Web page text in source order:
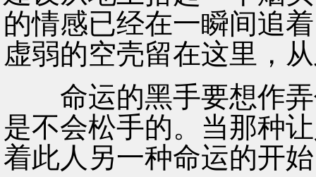
的情感已经在一瞬间追
虚弱的空壳留在这里，
命运的黑手要想作弄
是不会松手的。当那种
着此人另一种命运的开